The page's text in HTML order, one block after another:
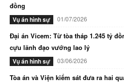
đồng
Vụ án hình sự 01/07/2026
Đại án Vicem: Từ tòa tháp 1.245 tỷ
cựu lãnh đạo vướng lao lý
Vụ án hình sự 03/06/2026
Tòa án và Viện kiểm sát đưa ra hai